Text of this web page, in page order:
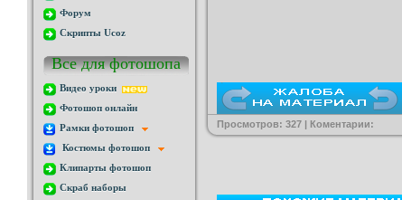
Форум
Скрипты Ucoz
Все для фотошопа
Видео уроки
Фотошоп онлайн
Рамки фотошоп
Костюмы фотошоп
Клипарты фотошоп
Скраб наборы
Просмотров: 327 | Коментарии: